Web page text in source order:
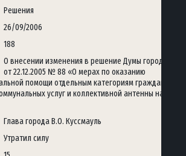
Решения
26/09/2006
188
О внесении изменения в решение Думы города
от 22.12.2005 № 88 «О мерах по оказанию
помощи отдельным категориям граждан
услуг и коллективной антенны на
Глава города В.О. Куссмауль
Утратил силу